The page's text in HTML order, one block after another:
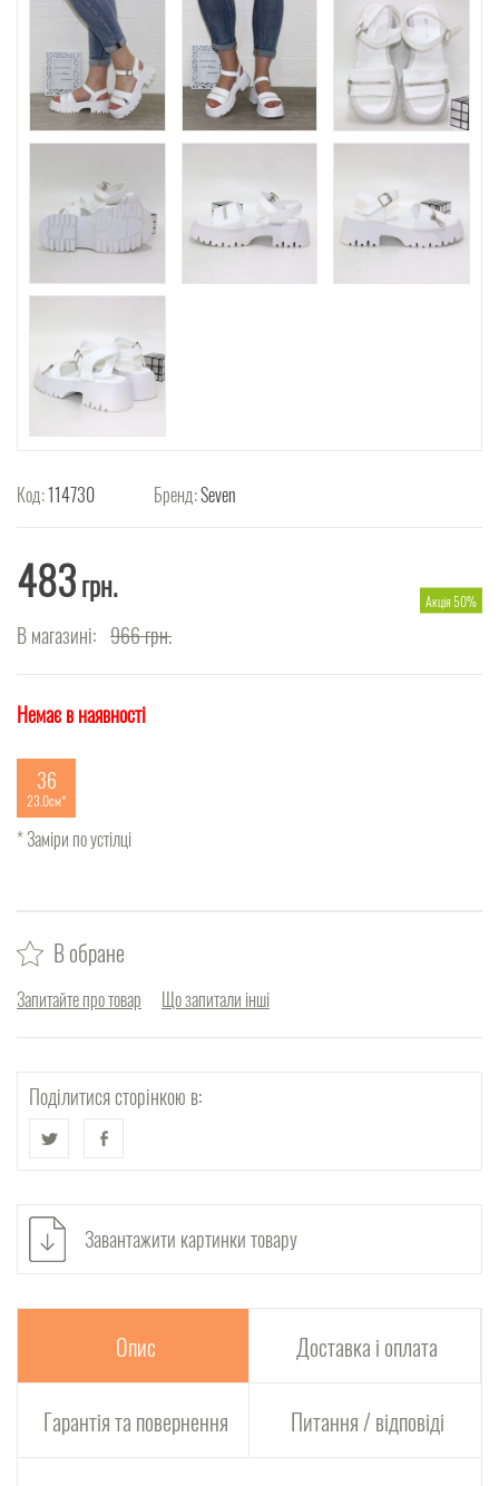
Код:114730 Бренд:Seven
483грн.
В магазині: 966грн.
Акція 50%
Немає в наявності
36
23.0см
* Заміри по устілці
В обране
Запитайте про товар Що запитали інші
Поділитися сторінкою в:
Завантажити картинки товару
Опис Доставка і оплата
Гарантія та повернення Питання / відповіді